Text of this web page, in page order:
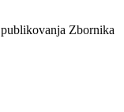
Zbornika